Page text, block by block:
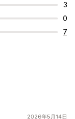
3
0
7
2026年5月14日